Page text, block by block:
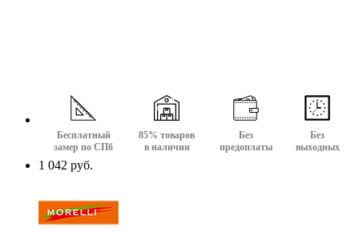
Бесплатный
замер по СПб
85% товаров
в наличии
Без
предоплаты
Без
выходных
1 042 руб.